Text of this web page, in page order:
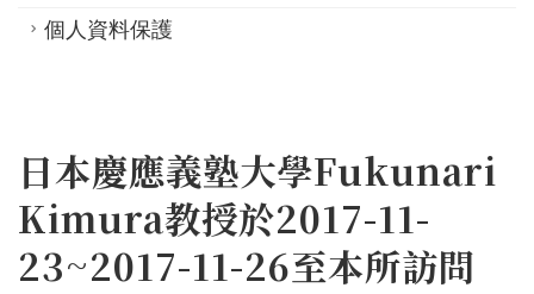
個人資料保護
日本慶應義塾大學Fukunari
Kimura教授於2017-11-
23~2017-11-26至本所訪問